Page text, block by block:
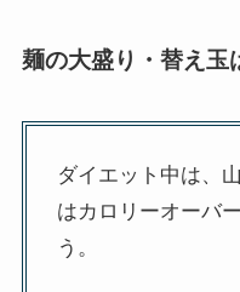
麺の大盛り・替え玉
ダイエット中は、
はカロリーオーバ
う。